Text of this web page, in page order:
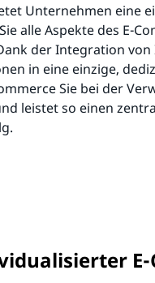
Unternehmen eine
alle Aspekte des E-
der Integration
in eine einzige,
Sie bei der
leistet so einen
E-